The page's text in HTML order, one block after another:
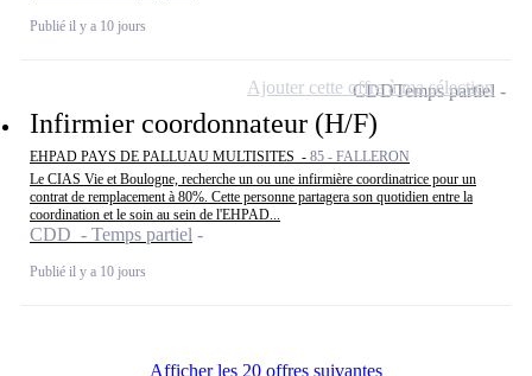
Publié il y a 10 jours
Infirmier coordonnateur (H/F)
EHPAD PAYS DE PALLUAU MULTISITES - 85 - FALLERON
Le CIAS Vie et Boulogne, recherche un ou une infirmière coordinatrice pour un
contrat de remplacement à 80%. Cette personne partagera son quotidien entre la
coordination et le soin au sein de l'EHPAD...
CDD - Temps partiel
Publié il y a 10 jours
CDDTemps partiel
Ajouter cette offre à ma sélection
Afficher les 20 offres suivantes